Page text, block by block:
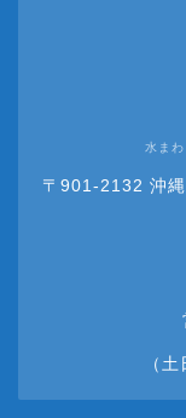
水ま
〒901-2132 沖
（